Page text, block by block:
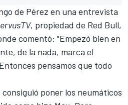
de Pérez en una entrevista
, propiedad de Red Bull,
comentó: "Empezó bien en
de la nada, marca el
pensamos que todo
poner los neumáticos